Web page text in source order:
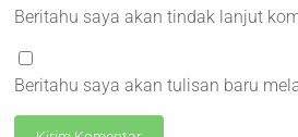
Beritahu saya akan tindak lanjut
Beritahu saya akan tulisan baru